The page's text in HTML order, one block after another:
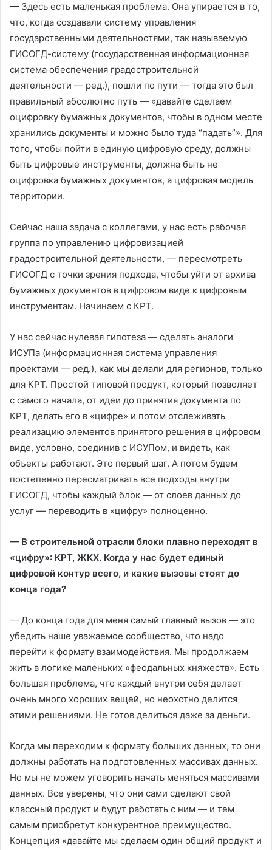
— Здесь есть маленькая проблема. Она упирается в то,
что, когда создавали систему управления
государственными деятельностями, так называемую
ГИСОГД-систему (государственная информационная
система обеспечения градостроительной
деятельности — ред.), пошли по пути — тогда это был
правильный абсолютно путь — «давайте сделаем
оцифровку бумажных документов, чтобы в одном месте
хранились документы и можно было туда “падать”». Для
того, чтобы пойти в единую цифровую среду, должны
быть цифровые инструменты, должна быть не
оцифровка бумажных документов, а цифровая модель
территории.
Сейчас наша задача с коллегами, у нас есть рабочая
группа по управлению цифровизацией
градостроительной деятельности, — пересмотреть
ГИСОГД с точки зрения подхода, чтобы уйти от архива
бумажных документов в цифровом виде к цифровым
инструментам. Начинаем с КРТ.
У нас сейчас нулевая гипотеза — сделать аналоги
ИСУПа (информационная система управления
проектами — ред.), как мы делали для регионов, только
для КРТ. Простой типовой продукт, который позволяет
с самого начала, от идеи до принятия документа по
КРТ, делать его в «цифре» и потом отслеживать
реализацию элементов принятого решения в цифровом
виде, условно, соединив с ИСУПом, и видеть, как
объекты работают. Это первый шаг. А потом будем
постепенно пересматривать все подходы внутри
ГИСОГД, чтобы каждый блок — от слоев данных до
услуг — переводить в «цифру» полноценно.
— В строительной отрасли блоки плавно переходят в
«цифру»: КРТ, ЖКХ. Когда у нас будет единый
цифровой контур всего, и какие вызовы стоят до
конца года?
— До конца года для меня самый главный вызов — это
убедить наше уважаемое сообщество, что надо
перейти к формату взаимодействия. Мы продолжаем
жить в логике маленьких «феодальных княжеств». Есть
большая проблема, что каждый внутри себя делает
очень много хороших вещей, но неохотно делится
этими решениями. Не готов делиться даже за деньги.
Когда мы переходим к формату больших данных, то они
должны работать на подготовленных массивах данных.
Но мы не можем уговорить начать меняться массивами
данных. Все уверены, что они сами сделают свой
классный продукт и будут работать с ним — и тем
самым приобретут конкурентное преимущество.
Концепция «давайте мы сделаем один общий продукт и